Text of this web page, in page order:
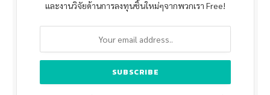
และงานวิจัยด้านการลงทุนชิ้นใหม่ๆจากพวกเรา Free!